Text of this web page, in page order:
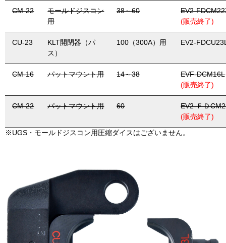
CM-22
モールドジスコン
用
38～60
EV2-
(販売終了)
CU-23
KLT開閉器（パ
ス）
100（300A）用 EV2-
CM-16 パットマウント用 14～38
EVF-DCM16L
(販売終了)
CM-22 パットマウント用 60
EV2-ＦＤ
(販売終了)
※UGS・モールドジスコン用圧縮ダイスはございません。